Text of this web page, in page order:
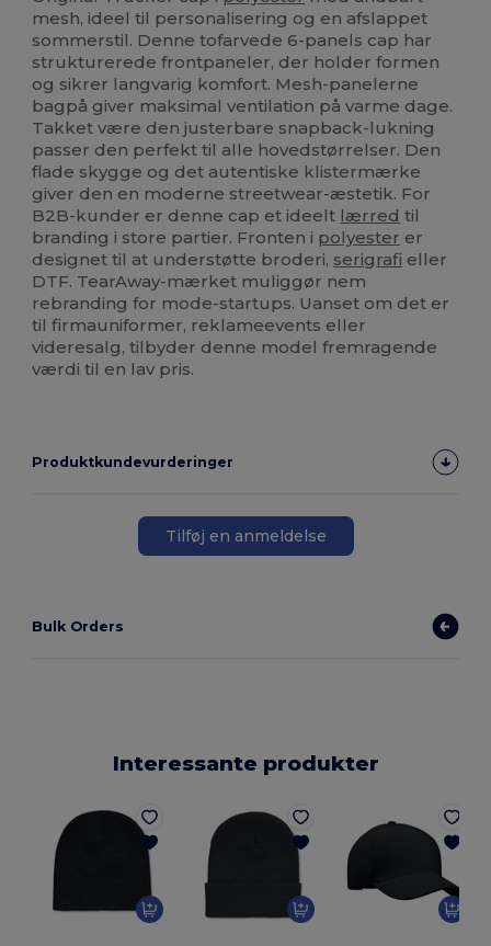
mesh, ideel til personalisering og en afslappet
sommerstil. Denne tofarvede 6-panels cap har
strukturerede frontpaneler, der holder formen
og sikrer langvarig komfort. Mesh-panelerne
bagpå giver maksimal ventilation på varme dage.
Takket være den justerbare snapback-lukning
passer den perfekt til alle hovedstørrelser. Den
flade skygge og det autentiske klistermærke
giver den en moderne streetwear-æstetik. For
B2B-kunder er denne cap et ideelt lærred til
branding i store partier. Fronten i polyester er
designet til at understøtte broderi, serigrafi eller
DTF. TearAway-mærket muliggør nem
rebranding for mode-startups. Uanset om det er
til firmauniformer, reklameevents eller
videresalg, tilbyder denne model fremragende
værdi til en lav pris.
Produktkundevurderinger
Tilføj en anmeldelse
Bulk Orders
Interessante produkter